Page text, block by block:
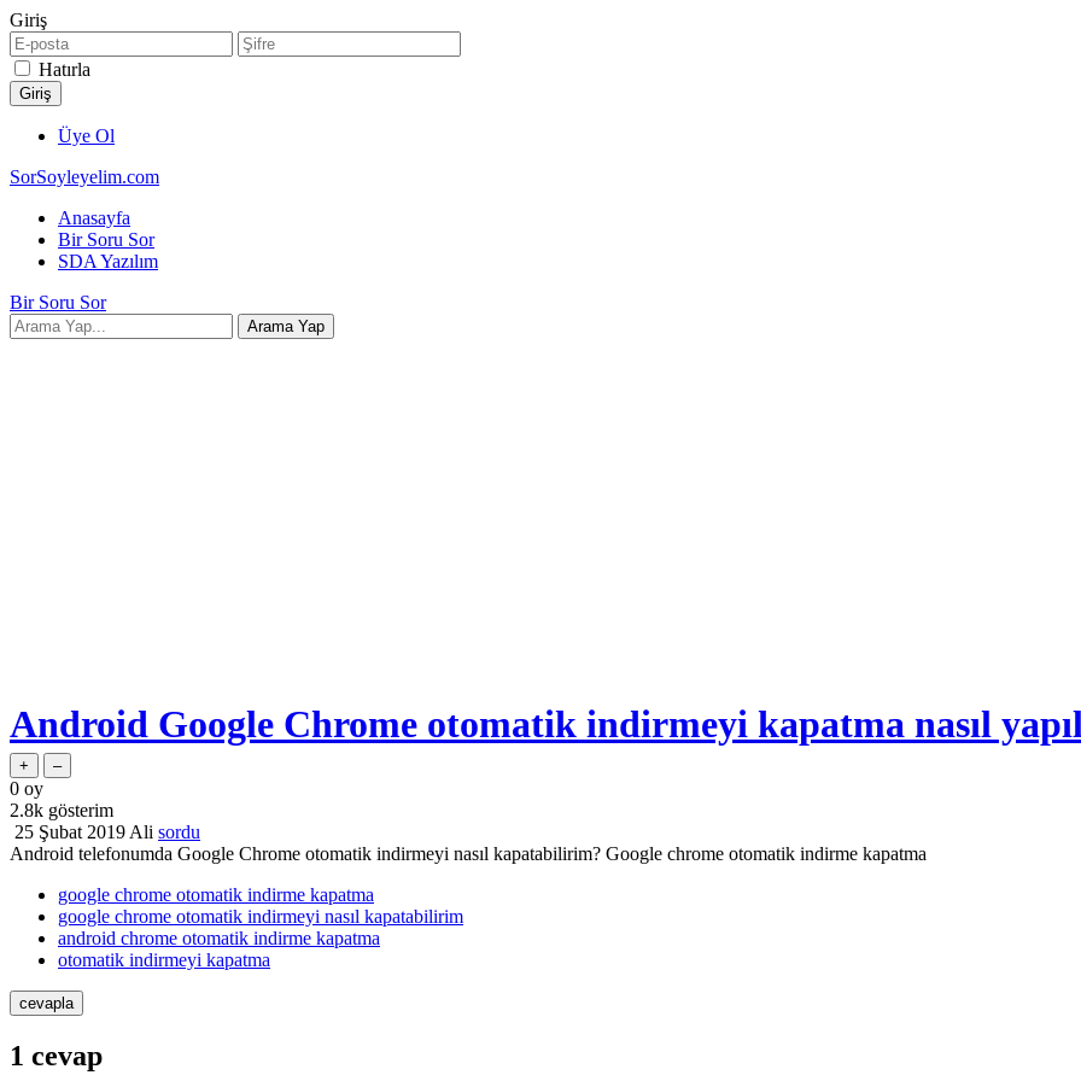
Giriş
Hatırla
Üye Ol
SorSoyleyelim.com
Anasayfa
Bir Soru Sor
SDA Yazılım
Bir Soru Sor
Android Google Chrome otomatik indirmeyi kapatma nasıl
0 oy
2.8k gösterim
25 Şubat 2019Ali sordu
Android telefonumda Google Chrome otomatik indirmeyi nasıl kapatabilirim? Google chrome otomatik indirme kapatma
google chrome otomatik indirme kapatma
google chrome otomatik indirmeyi nasıl kapatabilirim
android chrome otomatik indirme kapatma
otomatik indirmeyi kapatma
1 cevap